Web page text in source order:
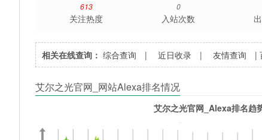
613
关注热度
0
入站次数
相关在线查询： 综合查询 |近日收录 |友情查询 |
艾尔之光官网_网站Alexa排名情况
艾尔之光官网_Alexa排名趋